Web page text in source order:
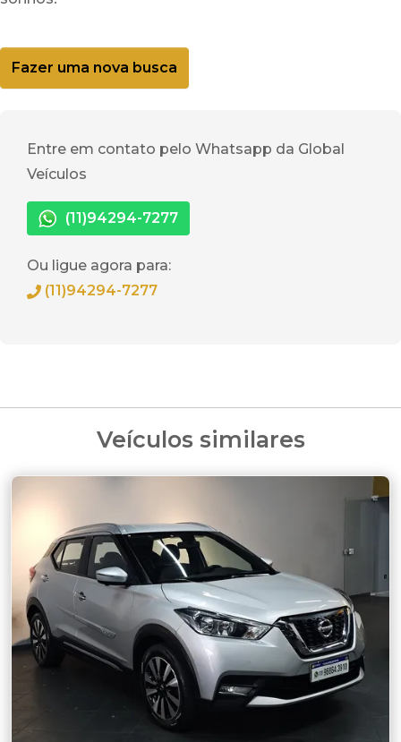
Fazer uma nova busca
Entre em contato pelo Whatsapp da Global
Veículos
(11)94294-7277
Ou ligue agora para:
(11)94294-7277
Veículos similares